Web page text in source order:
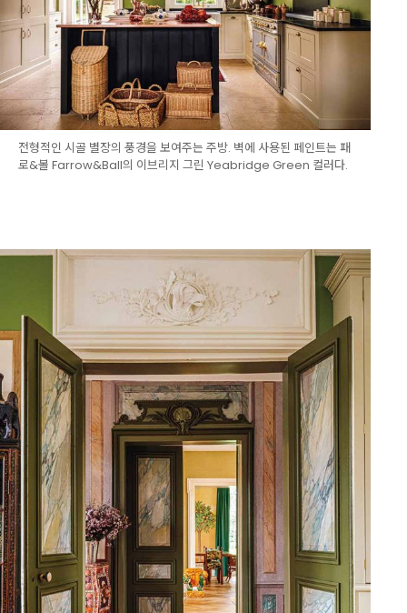
전형적인 시골 별장의 풍경을 보여주는 주방. 벽에 사용된 페인트는 패
로&볼 Farrow&Ball의 이브리지 그린 Yeabridge Green 컬러다.